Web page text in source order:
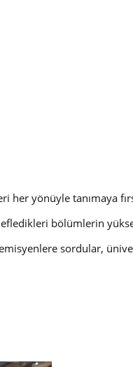
her yönüyle tanımaya
bölümlerin
sordular,